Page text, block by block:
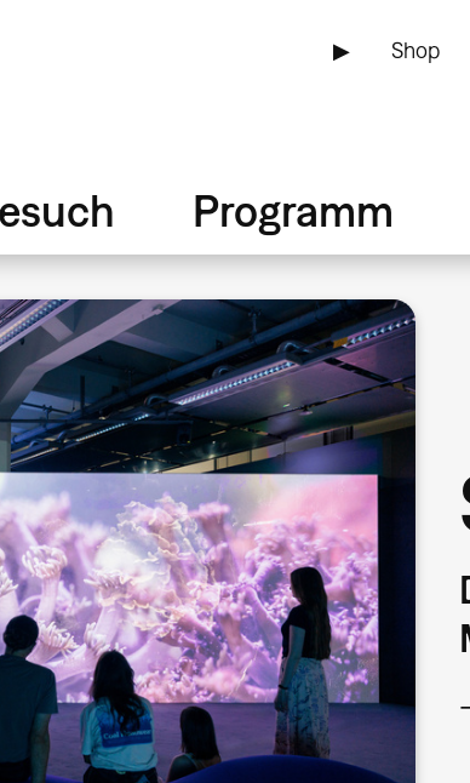
▶ Shop
Programm